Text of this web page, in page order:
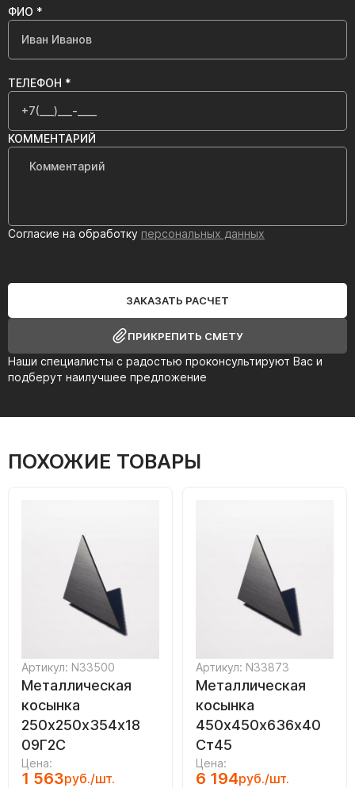
Наши специалисты с радостью проконсультируют Вас и
подберут наилучшее предложение
ФИО *
ТЕЛЕФОН *
КОММЕНТАРИЙ
Согласие на обработку персональных данных
ЗАКАЗАТЬ РАСЧЕТ
ПРИКРЕПИТЬ СМЕТУ
ПОХОЖИЕ ТОВАРЫ
Артикул: N33500
Металлическая
косынка
250х250х354х18
09Г2С
Цена:
1 563руб./шт.
Артикул: N33873
Металлическая
косынка
450х450х636х40
Ст45
Цена:
6 194руб./шт.